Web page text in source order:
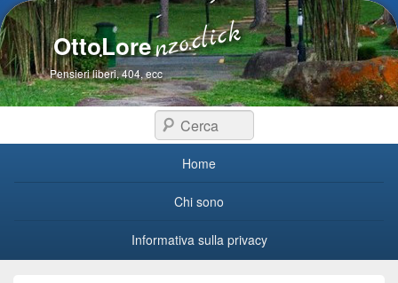
OttoLore
Pensieri liberi, 404, ecc
Cerca
Home
Chi sono
Informativa sulla privacy